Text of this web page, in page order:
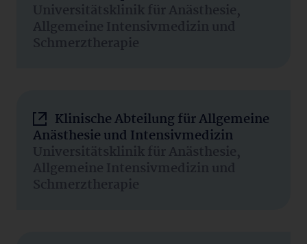
Universitätsklinik für Anästhesie,
Allgemeine Intensivmedizin und
Schmerztherapie
Klinische Abteilung für Allgemeine
Anästhesie und Intensivmedizin
Universitätsklinik für Anästhesie,
Allgemeine Intensivmedizin und
Schmerztherapie